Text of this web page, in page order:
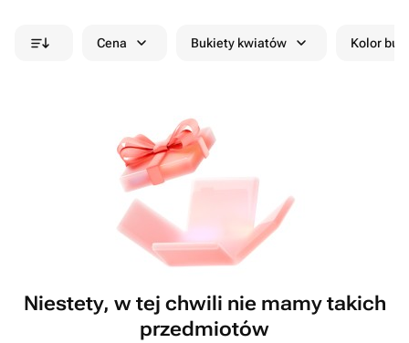
Cena Bukiety kwiatów Kolor
Niestety, w tej chwili nie mamy takich
przedmiotów